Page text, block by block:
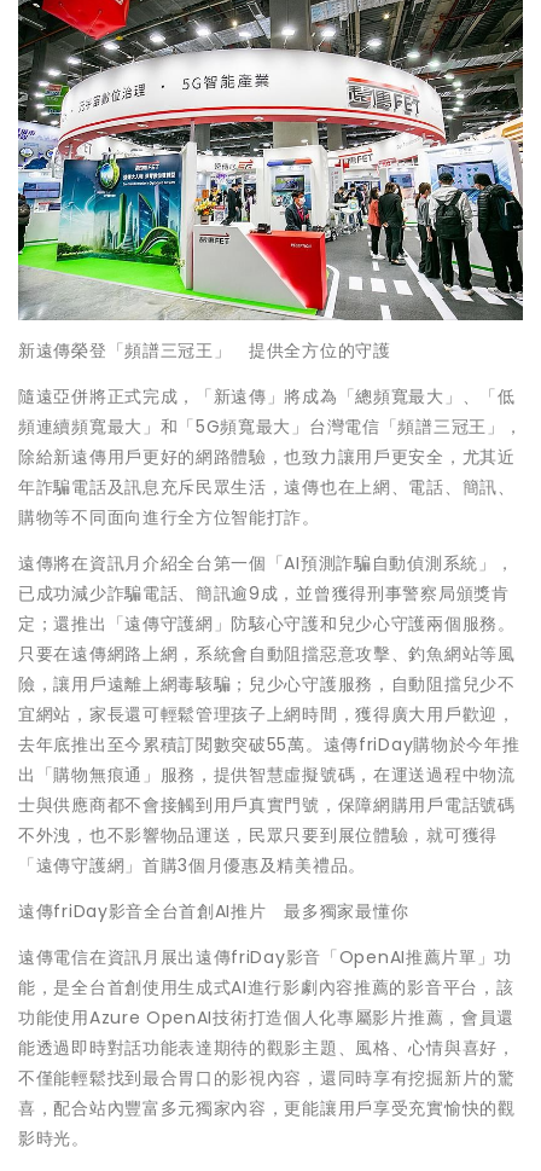
新遠傳榮登「頻譜三冠王」 提供全方位的守護
隨遠亞併將正式完成，「新遠傳」將成為「總頻寬最大」、「低
頻連續頻寬最大」和「5G頻寬最大」台灣電信「頻譜三冠王」，
除給新遠傳用戶更好的網路體驗，也致力讓用戶更安全，尤其近
年詐騙電話及訊息充斥民眾生活，遠傳也在上網、電話、簡訊、
購物等不同面向進行全方位智能打詐。
遠傳將在資訊月介紹全台第一個「AI預測詐騙自動偵測系統」，
已成功減少詐騙電話、簡訊逾9成，並曾獲得刑事警察局頒獎肯
定；還推出「遠傳守護網」防駭心守護和兒少心守護兩個服務。
只要在遠傳網路上網，系統會自動阻擋惡意攻擊、釣魚網站等風
險，讓用戶遠離上網毒駭騙；兒少心守護服務，自動阻擋兒少不
宜網站，家長還可輕鬆管理孩子上網時間，獲得廣大用戶歡迎，
去年底推出至今累積訂閱數突破55萬。遠傳friDay購物於今年推
出「購物無痕通」服務，提供智慧虛擬號碼，在運送過程中物流
士與供應商都不會接觸到用戶真實門號，保障網購用戶電話號碼
不外洩，也不影響物品運送，民眾只要到展位體驗，就可獲得
「遠傳守護網」首購3個月優惠及精美禮品。
遠傳friDay影音全台首創AI推片 最多獨家最懂你
遠傳電信在資訊月展出遠傳friDay影音「OpenAI推薦片單」功
能，是全台首創使用生成式AI進行影劇內容推薦的影音平台，該
功能使用Azure OpenAI技術打造個人化專屬影片推薦，會員還
能透過即時對話功能表達期待的觀影主題、風格、心情與喜好，
不僅能輕鬆找到最合胃口的影視內容，還同時享有挖掘新片的驚
喜，配合站內豐富多元獨家內容，更能讓用戶享受充實愉快的觀
影時光。